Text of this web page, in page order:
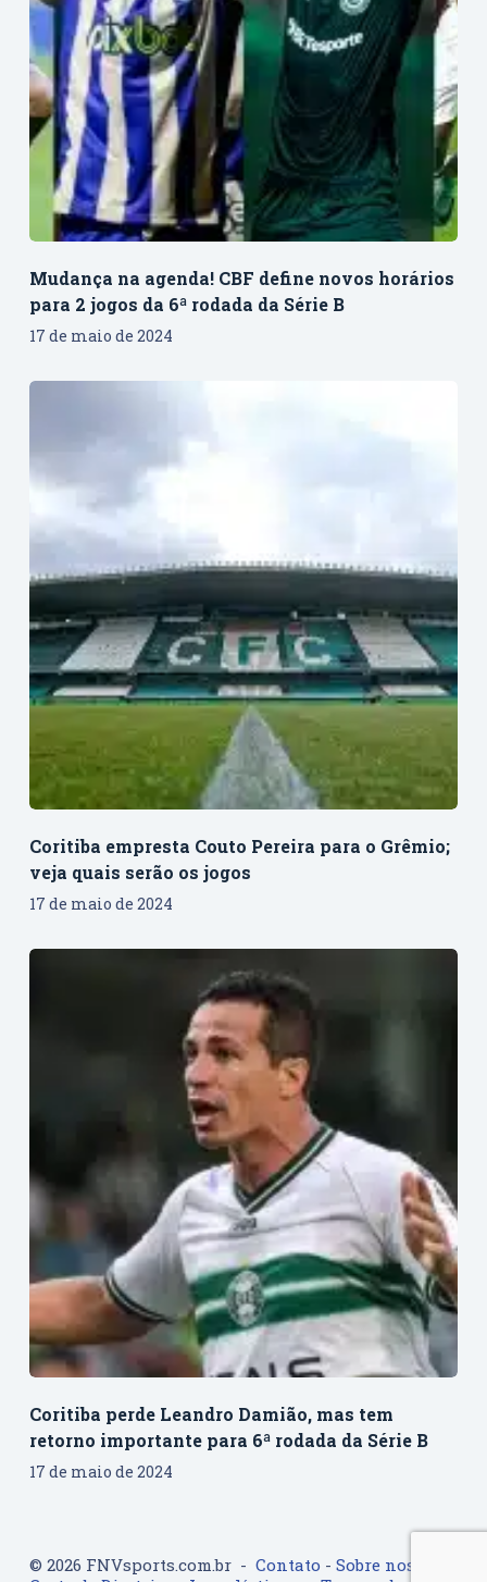
Mudança na agenda! CBF define novos horários
para 2 jogos da 6ª rodada da Série B
17 de maio de 2024
Coritiba empresta Couto Pereira para o Grêmio;
veja quais serão os jogos
17 de maio de 2024
Coritiba perde Leandro Damião, mas tem
retorno importante para 6ª rodada da Série B
17 de maio de 2024
© 2026 FNVsports.com.br - Contato - Sobre nos